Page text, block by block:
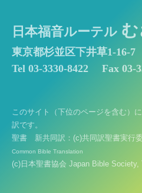
日本福音ルーテル
東京都杉並区下井草1-16-7
Tel 03-3330-8422
Fax 03-
このサイト（下位のページを含む）
訳です。
聖書 新共同訳：(c)共同訳聖書実行
Common Bible Translation
(c)日本聖書協会 Japan Bible Society,